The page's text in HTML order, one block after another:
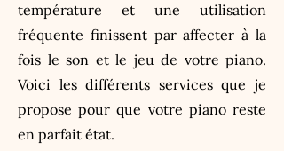
température et une utilisation
fréquente finissent par affecter à la
fois le son et le jeu de votre piano.
Voici les différents services que je
propose pour que votre piano reste
en parfait état.